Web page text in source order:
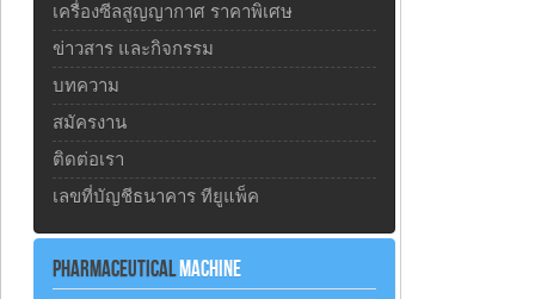
เครื่องซีลสูญญากาศ ราคาพิเศษ
ข่าวสาร และกิจกรรม
บทความ
สมัครงาน
ติดต่อเรา
เลขที่บัญชีธนาคาร ทียูแพ็ค
PHARMACEUTICALMACHINE